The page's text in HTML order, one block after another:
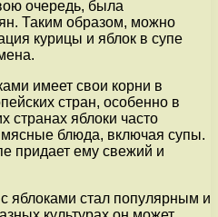
очередь, была
Таким образом, можно
курицы и яблок в супе
имеет свои корни в
стран, особенно в
странах яблоки часто
блюда, включая супы.
придает ему свежий и
яблоками стал популярным и